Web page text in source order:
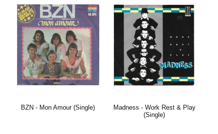
BZN - Mon Amour (Single)
Madness - Work Rest & Play
(Single)